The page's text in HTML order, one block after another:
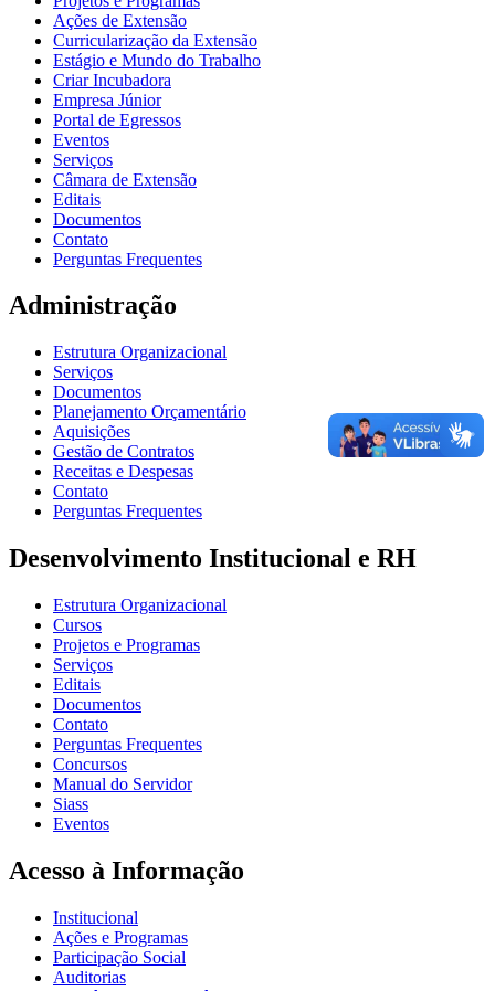
Ações de Extensão
Curricularização da Extensão
Estágio e Mundo do Trabalho
Criar Incubadora
Empresa Júnior
Portal de Egressos
Eventos
Serviços
Câmara de Extensão
Editais
Documentos
Contato
Perguntas Frequentes
Administração
Estrutura Organizacional
Serviços
Documentos
Planejamento Orçamentário
Aquisições
Gestão de Contratos
Receitas e Despesas
Contato
Perguntas Frequentes
Desenvolvimento Institucional e RH
Estrutura Organizacional
Cursos
Projetos e Programas
Serviços
Editais
Documentos
Contato
Perguntas Frequentes
Concursos
Manual do Servidor
Siass
Eventos
Acesso à Informação
Institucional
Ações e Programas
Participação Social
Auditorias